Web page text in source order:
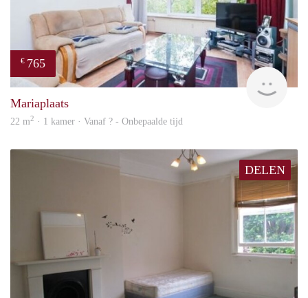
€ 765
Mariaplaats
22 m2 · 1 kamer · Vanaf ? - Onbepaalde tijd
DELEN